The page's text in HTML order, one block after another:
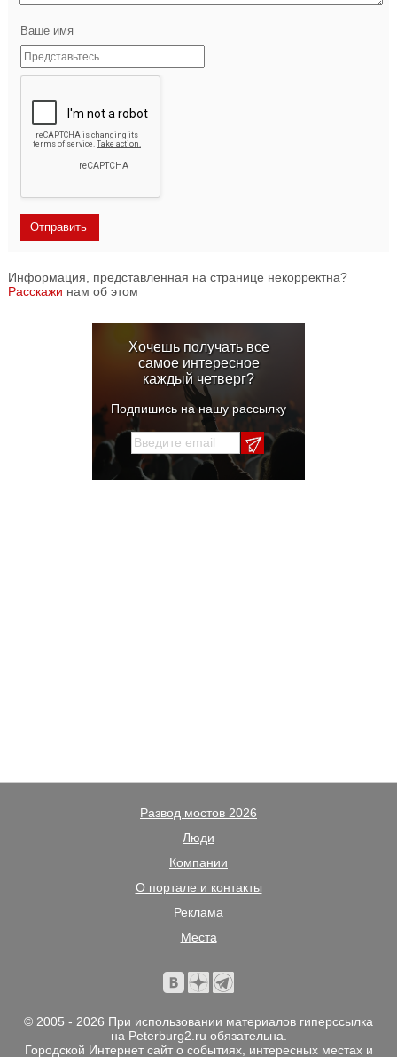
Ваше имя
Информация, представленная на странице некорректна?
Расскажи нам об этом
Хочешь получать все
самое интересное
каждый четверг?
Подпишись на нашу рассылку
Развод мостов 2026
Люди
Компании
О портале и контакты
Реклама
Места
© 2005 - 2026 При использовании материалов гиперссылка
на Peterburg2.ru обязательна.
Городской Интернет сайт о событиях, интересных местах и